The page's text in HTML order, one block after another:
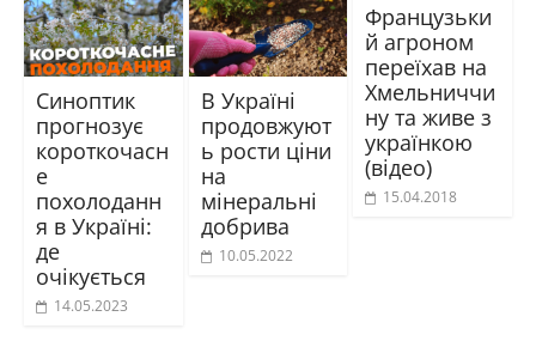
Синоптик
прогнозує
короткочасн
е
похолоданн
я в Україні:
де
очікується
14.05.2023
В Україні
продовжуют
ь рости ціни
на
мінеральні
добрива
10.05.2022
Французьки
й агроном
переїхав на
Хмельниччи
ну та живе з
українкою
(відео)
15.04.2018